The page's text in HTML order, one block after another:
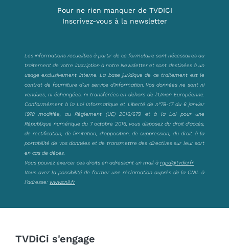
Pour ne rien manquer de TVDICI
Inscrivez-vous à la newsletter
Les informations recueillies à partir de ce formulaire sont nécessaires au
traitement de votre inscription à notre Newsletter et sont destinées à un
usage exclusivement interne. La base juridique de ce traitement est le
contrat de fourniture d’un service d’information. Vos données ne sont ni
vendues, ni échangées, ni transférées en dehors de l’Union Européenne.
Conformément à la Loi Informatique et Liberté de n°78-17 du 6 janvier
1978 modifiée, au Règlement (UE) 2016/679 et à la Loi pour une
République numérique du 7 octobre 2016, vous disposez du droit d’accès,
de rectification, de limitation, d’opposition, de suppression, du droit à la
portabilité de vos données et de transmettre des directives sur leur sort
en cas de décès.
Vous pouvez exercer ces droits en adressant un mail à rgpd@tvdici.fr
Vous avez la possibilité de former une réclamation auprès de la CNIL à
l’adresse: www.cnil.fr
TVDiCi s'engage